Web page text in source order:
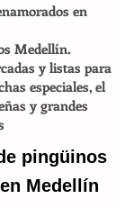
en
Medellín.
y listas para
especiales, el
y grandes
pingüinos
Medellín